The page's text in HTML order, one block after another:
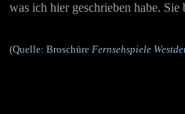
was ich hier geschrieben habe.
(Quelle: Broschüre Fernsehspiele